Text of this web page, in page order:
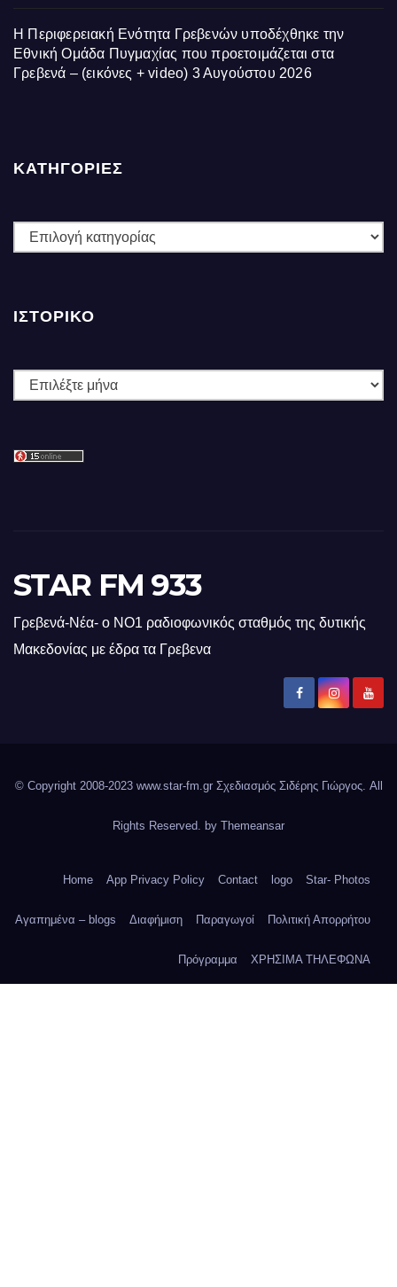
Η Περιφερειακή Ενότητα Γρεβενών υποδέχθηκε την
Εθνική Ομάδα Πυγμαχίας που προετοιμάζεται στα
Γρεβενά – (εικόνες + video) 3 Αυγούστου 2026
ΚΑΤΗΓΟΡΙΕΣ
ΚΑΤΗΓΟΡΙΕΣ
ΙΣΤΟΡΙΚΌ
Ιστορικό
STAR FM 933
Γρεβενά-Νέα- ο ΝΟ1 ραδιοφωνικός σταθμός της δυτικής
Μακεδονίας με έδρα τα Γρεβενα
© Copyright 2008-2023 www.star-fm.gr Σχεδιασμός Σιδέρης Γιώργος. All
Rights Reserved. by Themeansar
Home App Privacy Policy Contact logo Star- Photos
Αγαπημένα – blogs Διαφήμιση Παραγωγοί Πολιτική Απορρήτου
Πρόγραμμα ΧΡΗΣΙΜΑ ΤΗΛΕΦΩΝΑ